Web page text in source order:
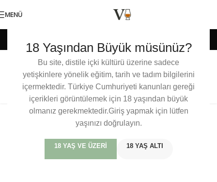
18 Yaşından Büyük müsünüz?
Bu site, distile içki kültürü üzerine sadece
yetişkinlere yönelik eğitim, tarih ve tadım bilgilerini
içermektedir. Türkiye Cumhuriyeti kanunları gereği
içerikleri görüntülemek için 18 yaşından büyük
olmanız gerekmektedir.Giriş yapmak için lütfen
yaşınızı doğrulayın.
18 YAŞ VE ÜZERI 18 YAŞ ALTI
MENÜ
Catoctin Creek
Catoctin Creek Cask Proof Roundstone
Rye